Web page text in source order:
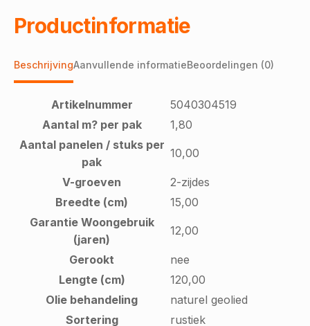
Productinformatie
BeschrijvingAanvullende informatieBeoordelingen (0)
Artikelnummer
5040304519
Aantal m? per pak
1,80
Aantal panelen / stuks per
pak
10,00
V-groeven
2-zijdes
Breedte (cm)
15,00
Garantie Woongebruik
(jaren)
12,00
Gerookt
nee
Lengte (cm)
120,00
Olie behandeling
naturel geolied
Sortering
rustiek